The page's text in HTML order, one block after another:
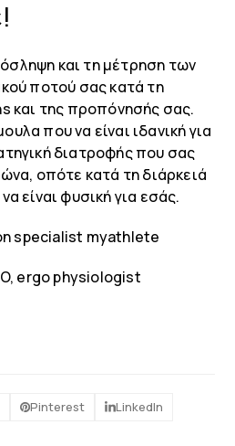
και τη μέτρηση των
ποτού σας κατά τη
και της προπόνησής σας.
που να είναι ιδανική για
διατροφής που σας
οπότε κατά τη διάρκειά
είναι φυσική για εσάς.
specialist myathlete
ergo physiologist
Pinterest LinkedIn